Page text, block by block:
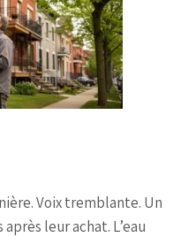
Voix tremblante. Un
leur achat. L’eau